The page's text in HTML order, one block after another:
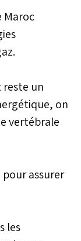
Maroc
reste un
on
vertébrale
pour assurer
les